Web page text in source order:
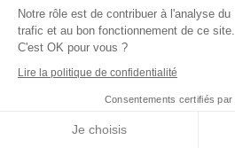
Notre rôle est de contribuer à l'analyse du
trafic et au bon fonctionnement de ce site.
C'est OK pour vous ?
Lire la politique de confidentialité
Consentements certifiés par
Je choisis